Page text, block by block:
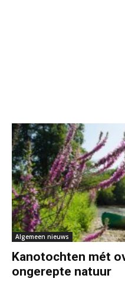
Algemeen nieuws
Kanotochten mét
ongerepte natuur